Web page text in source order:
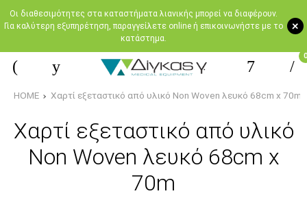
+
Oι διαθεσιμότητες στα καταστήματα λιανικής μπορεί να διαφέρουν.
Για καλύτερη εξυπηρέτηση, παραγγείλετε online ή επικοινωνήστε με το
κατάστημα.
0
HOME Χαρτί εξεταστικό από υλικό Non Woven λευκό 68cm x 70m
Χαρτί εξεταστικό από υλικό
Non Woven λευκό 68cm x
70m